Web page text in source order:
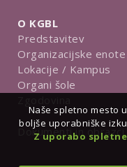
O KGBL
Predstavitev
Organizacijske enote
Lokacije / Kampus
Organi šole
Dokumenti in obrazci
Naše spletno mesto
boljše uporabniške
Z uporabo